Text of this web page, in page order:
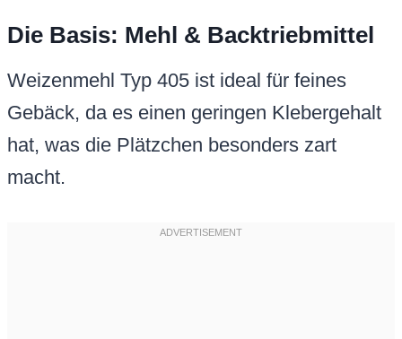
Die Basis: Mehl & Backtriebmittel
Weizenmehl Typ 405 ist ideal für feines
Gebäck, da es einen geringen Klebergehalt
hat, was die Plätzchen besonders zart
macht.